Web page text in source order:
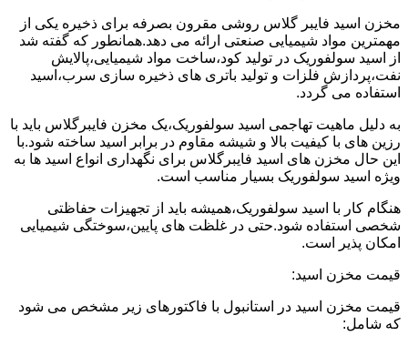
مخزن اسید فایبر گلاس روشی مقرون بصرفه برای ذخیره یکی از
مهمترین مواد شیمیایی صنعتی ارائه می دهد.همانطور که گفته شد
از اسید سولفوریک در تولید کود،ساخت مواد شیمیایی،پالایش
نفت،پردازش فلزات و تولید باتری های ذخیره سازی سرب،اسید
استفاده می گردد.
به دلیل ماهیت تهاجمی اسید سولفوریک،یک مخزن فایبرگلاس باید با
رزین های با کیفیت بالا و شیشه مقاوم در برابر اسید ساخته شود.با
این حال مخزن های اسید فایبرگلاس برای نگهداری انواع اسید ها به
ویژه اسید سولفوریک بسیار مناسب است.
هنگام کار با اسید سولفوریک،همیشه باید از تجهیزات حفاظتی
شخصی استفاده شود.حتی در غلظت های پایین،سوختگی شیمیایی
امکان پذیر است.
قیمت مخزن اسید:
قیمت مخزن اسید در استانبول با فاکتورهای زیر مشخص می شود
که شامل: